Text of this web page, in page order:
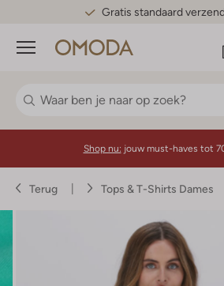
Gratis standaard
Menu
Shop nu: jouw must-haves tot
Terug Tops & T-Shirts Dames